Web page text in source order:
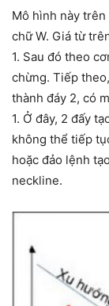
Mô hình này
chữ W. Giá từ
1. Sau đó theo
chừng. Tiếp
thành đáy 2, có
1. Ở đây, 2 đấy
không thể tiếp
hoặc đảo lệnh
neckline.